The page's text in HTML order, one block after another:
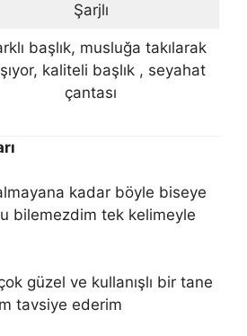
Şarjlı
başlık, musluğa takılarak
kaliteli başlık , seyahat
çantası
kadar böyle biseye
bilemezdim tek kelimeyle
güzel ve kullanışlı bir tane
tavsiye ederim